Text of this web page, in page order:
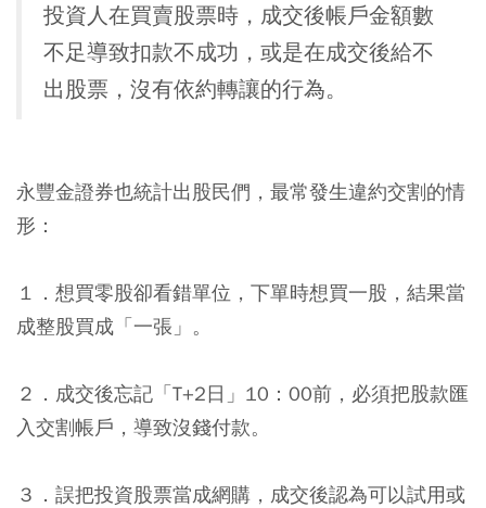
投資人在買賣股票時，成交後帳戶金額數
不足導致扣款不成功，或是在成交後給不
出股票，沒有依約轉讓的行為。
永豐金證券也統計出股民們，最常發生違約交割的情
形：
１．想買零股卻看錯單位，下單時想買一股，結果當
成整股買成「一張」。
２．成交後忘記「T+2日」10：00前，必須把股款匯
入交割帳戶，導致沒錢付款。
３．誤把投資股票當成網購，成交後認為可以試用或